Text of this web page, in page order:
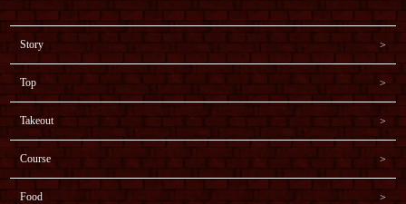
Story
Top
Takeout
Course
Food